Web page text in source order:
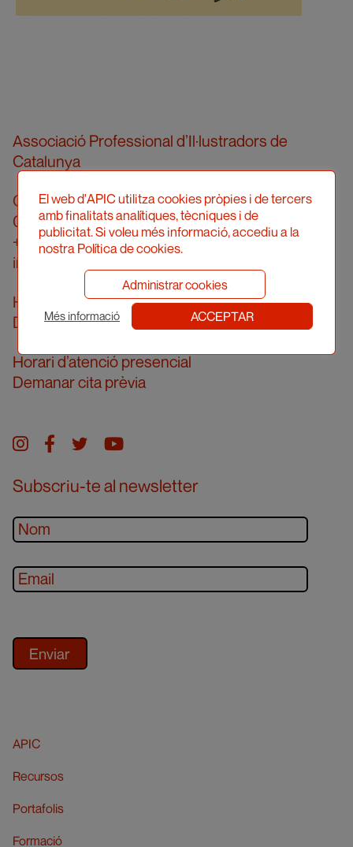
Associació Professional d’Il·lustradors de
Catalunya
Carrer Londres, 96, pral. 2a
08036 Barcelona
+34 934 161 474
info@apic.cat
Horari d’atenció telefònica
De dilluns a divendres de 10 a 14h
Horari d’atenció presencial
Demanar cita prèvia
Instagram
facebook
twitteryoutube
Subscriu-te al newsletter
APIC
Recursos
Portafolis
Formació
El web d'APIC utilitza cookies pròpies i de tercers
amb finalitats analítiques, tècniques i de
publicitat. Si voleu més informació, accediu a la
nostra Política de cookies.
Administrar cookies
Més informació ACCEPTAR